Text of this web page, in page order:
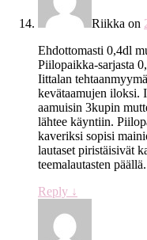
Riikka on
Ehdottomasti 0,4dl
Piilopaikka-sarjasta
Iittalan
kevätaamujen iloksi.
aamuisin 3kupin
lähtee käyntiin.
kaveriksi sopisi
lautaset piristäisivät
teemalautasten
Reply ↓